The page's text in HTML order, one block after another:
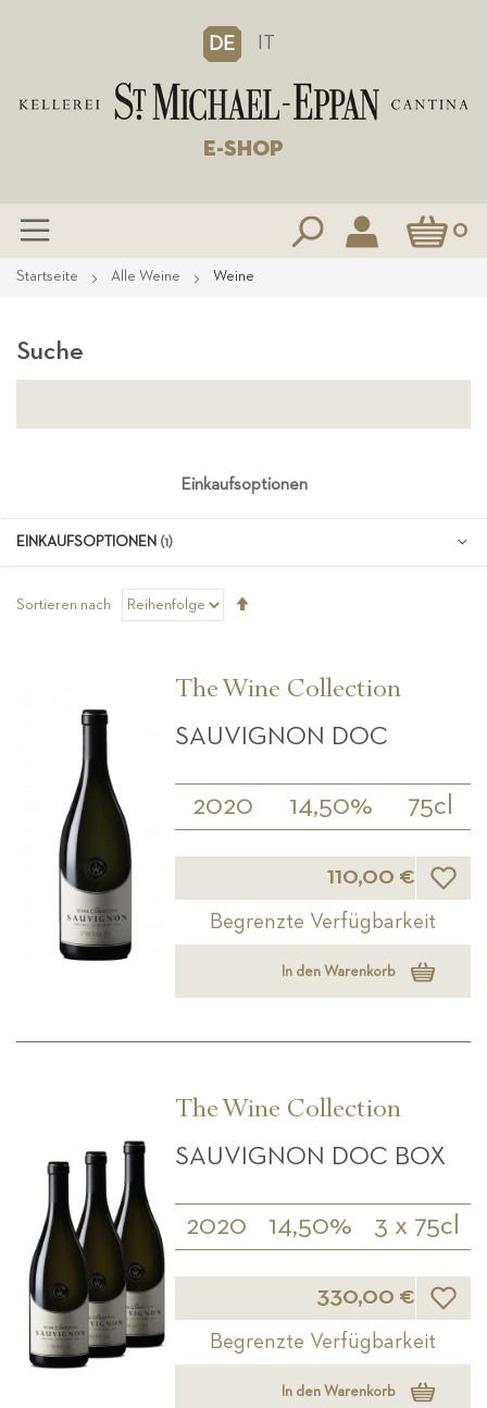
DE IT
E-SHOP
Mein 0
Zum
Startseite Alle Weine Weine
Sortieren nach
The Wine Collection
SAUVIGNON DOC
2020 14,50% 75cl
110,00 €
Begrenzte Verfügbarkeit
In den Warenkorb
The Wine Collection
SAUVIGNON DOC BOX
2020 14,50% 3 x 75cl
330,00 €
Begrenzte Verfügbarkeit
In den Warenkorb
Suche
Einkaufsoptionen
EINKAUFSOPTIONEN